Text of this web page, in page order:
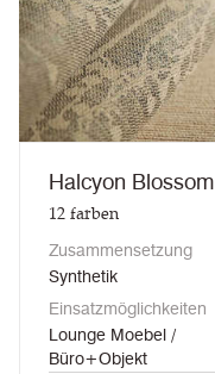
Halcyon Blossom
12farben
Zusammensetzung
Synthetik
Einsatzmöglichkeiten
Lounge Moebel /
Büro+Objekt